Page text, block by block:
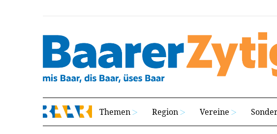
Themen Region Vereine